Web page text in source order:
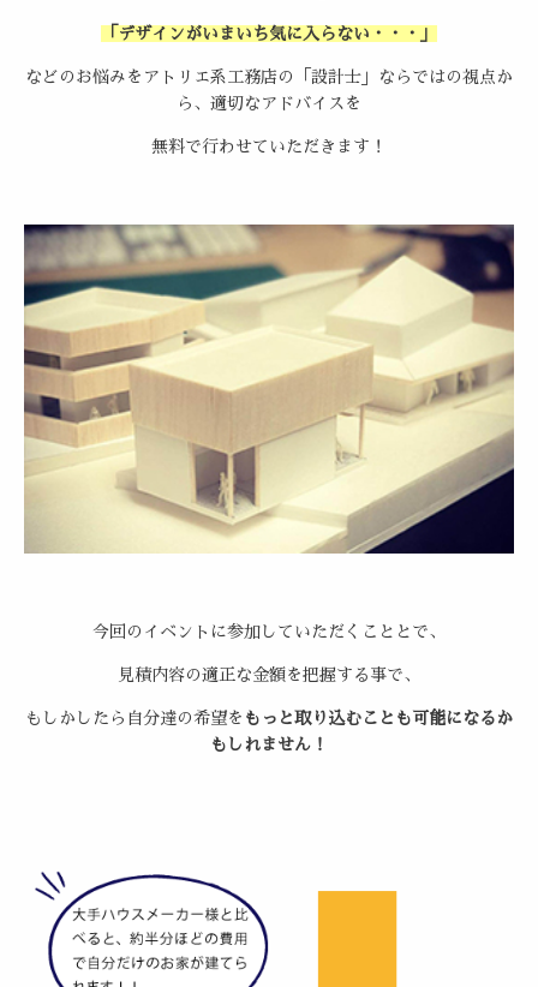
「デザインがいまいち気に入らない・・・」
などのお悩みをアトリエ系工務店の「設計士」ならではの視点か
ら、適切なアドバイスを
無料で行わせていただきます！
今回のイベントに参加していただくこととで、
見積内容の適正な金額を把握する事で、
もしかしたら自分達の希望を もっと取り込むことも可能になるか
もしれません！